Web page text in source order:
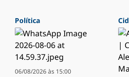
Política
06/08/2026 às 15:00